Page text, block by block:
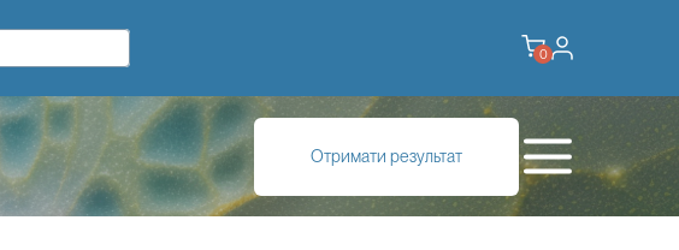
0
Отримати результат